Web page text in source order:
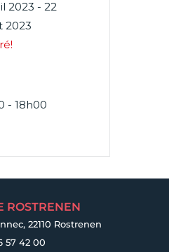
2023 - 22
2023
- 18h00
ROSTRENEN
22110 Rostrenen
57 42 00